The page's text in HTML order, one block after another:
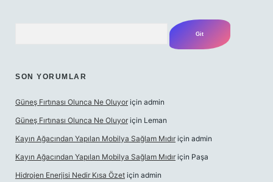
SON YORUMLAR
Güneş Fırtınası Olunca Ne Oluyor için admin
Güneş Fırtınası Olunca Ne Oluyor için Leman
Kayın Ağacından Yapılan Mobilya Sağlam Mıdır için admin
Kayın Ağacından Yapılan Mobilya Sağlam Mıdır için Paşa
Hidrojen Enerjisi Nedir Kısa Özet için admin